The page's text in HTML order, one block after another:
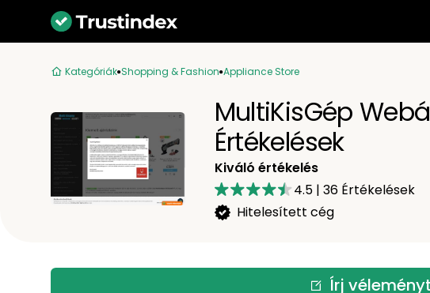
Kategóriák Shopping & Fashion Appliance Store
MultiKisGép
Értékelések
Kiváló értékelés
4.5 | 36Értékelések
Hitelesített cég
Írj véleményt